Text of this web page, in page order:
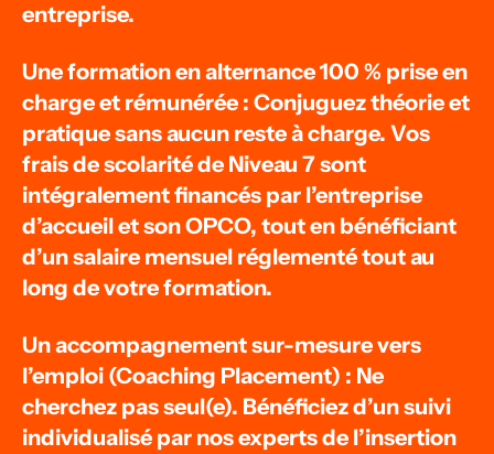
entreprise.
Une formation en alternance 100 % prise en
charge et rémunérée : Conjuguez théorie et
pratique sans aucun reste à charge. Vos
frais de scolarité de Niveau 7 sont
intégralement financés par l’entreprise
d’accueil et son OPCO, tout en bénéficiant
d’un salaire mensuel réglementé tout au
long de votre formation.
Un accompagnement sur-mesure vers
l’emploi (Coaching Placement) : Ne
cherchez pas seul(e). Bénéficiez d’un suivi
individualisé par nos experts de l’insertion